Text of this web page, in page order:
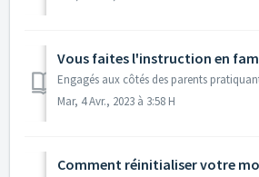
Vous faites l'instruction en
Mar, 4 Avr., 2023 à 3:58 H
Comment réinitialiser votre